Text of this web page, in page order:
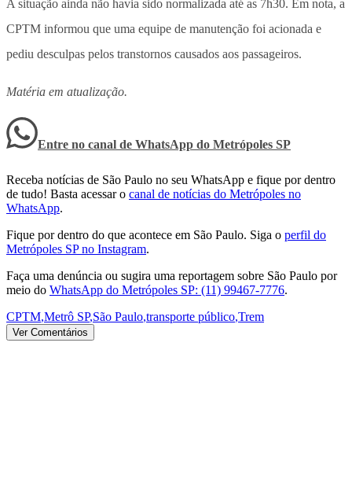
A situação ainda não havia sido normalizada até as 7h30. Em nota, a
CPTM informou que uma equipe de manutenção foi acionada e
pediu desculpas pelos transtornos causados aos passageiros.
Matéria em atualização.
Entre no canal de WhatsApp do Metrópoles SP
Receba notícias de São Paulo no seu WhatsApp e fique por dentro
de tudo! Basta acessar o canal de notícias do Metrópoles no
WhatsApp.
Fique por dentro do que acontece em São Paulo. Siga o perfil do
Metrópoles SP no Instagram.
Faça uma denúncia ou sugira uma reportagem sobre São Paulo por
meio do WhatsApp do Metrópoles SP: (11) 99467-7776.
CPTM,Metrô SP,São Paulo,transporte público,Trem
Ver Comentários